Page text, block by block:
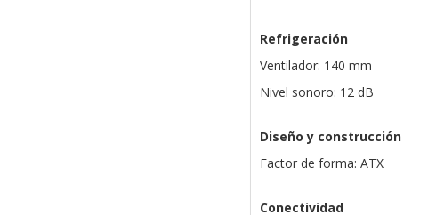
Refrigeración
Ventilador: 140 mm
Nivel sonoro: 12 dB
Diseño y construcción
Factor de forma: ATX
Conectividad